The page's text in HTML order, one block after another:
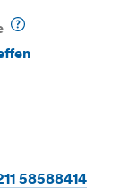
58588414